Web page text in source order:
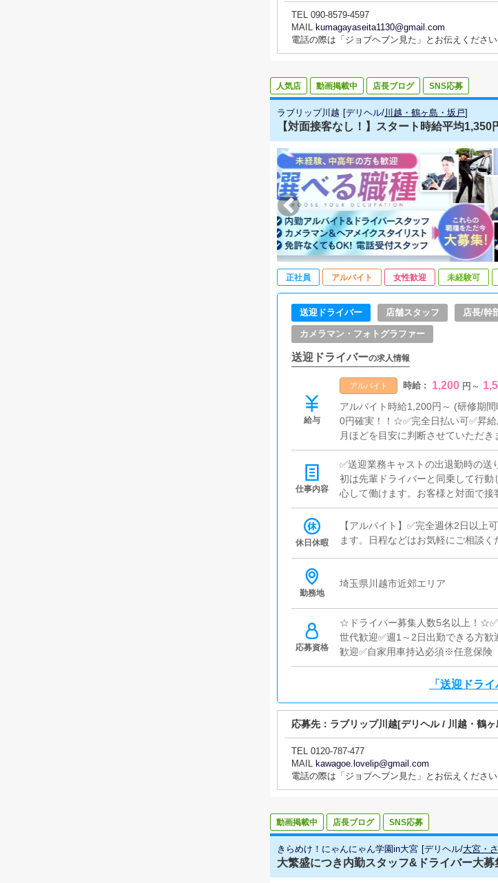
TEL 090-8579-4597
MAIL kumagayaseita1130@gmail.com
電話の際は「ジョブヘブン見た」とお伝えください
人気店 動画掲載中 店長ブログ SNS応募
ラブリップ川越 [デリヘル/川越・鶴ヶ島・坂戸]
【対面接客なし！】スタート時給平均
正社員 アルバイト 女性歓迎 未経験可
送迎ドライバー 店舗スタッフ 店長/幹
カメラマン・フォトグラファー
送迎ドライバーの求人情報
給与
アルバイト 時給 : 1,200 円 ～
アルバイト時給1,200円～ (研修期
0円確実！！☆✅完全日払い可✅昇
月ほどを目安に判断させていただき
仕事内容
✅送迎業務キャストの出退勤時の
初は先輩ドライバーと同乗して行
心して働けます。お客様と対面で接
※希に対面でのお客様対応がある場
所・寮の簡単な清掃などの雑務を
ば、【誰でもできる仕事です】送
休日休暇
【アルバイト】✅完全週休2日以上
ます。日程などはお気軽にご相談く
勤務地
埼玉県川越市近郊エリア
応募資格
☆ドライバー募集人数5名以上！
世代歓迎✅週1～2日出勤できる方
歓迎✅自家用車持込必須※任意保険
「送迎ドライ
応募先： ラブリップ川越[デリヘル / 川越・鶴
TEL 0120-787-477
MAIL kawagoe.lovelip@gmail.com
電話の際は「ジョブヘブン見た」とお伝えください
動画掲載中 店長ブログ SNS応募
きらめけ！にゃんにゃん学園in大宮 [デリヘル/大宮・
大繁盛につき内勤スタッフ&ドライバー大